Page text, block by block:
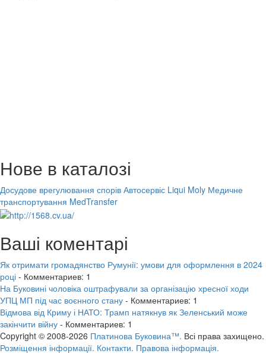
Нове в каталозі
Досудове врегулювання спорів Автосервіс Liqui Moly Медичне
транспортування MedTransfer
Ваші коментарі
Як отримати громадянство Румунії: умови для оформлення в 2024
році - Комментариев: 1
На Буковині чоловіка оштрафували за організацію хресної ходи
УПЦ МП під час воєнного стану - Комментариев: 1
Відмова від Криму і НАТО: Трамп натякнув як Зеленський може
закінчити війну - Комментариев: 1
Copyright © 2008-2026 Платинова Буковина™. Всі права захищено.
Розміщення інформації. Контакти. Правова інформація.